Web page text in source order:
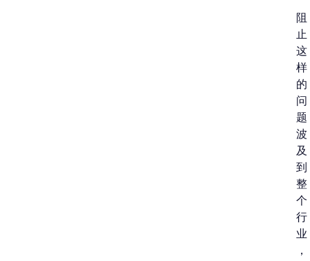
阻
止
这
样
的
问
题
波
及
到
整
个
行
业
，